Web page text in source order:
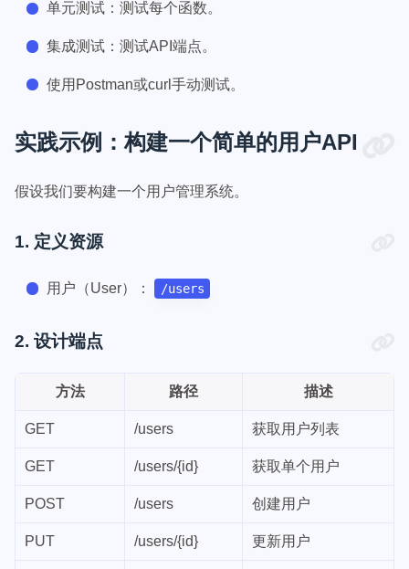
单元测试：测试每个函数。
集成测试：测试API端点。
使用Postman或curl手动测试。
实践示例：构建一个简单的用户API
假设我们要构建一个用户管理系统。
1. 定义资源
用户（User）： /users
2. 设计端点
方法 路径 描述
GET /users 获取用户列表
GET /users/{id} 获取单个用户
POST /users 创建用户
PUT /users/{id} 更新用户